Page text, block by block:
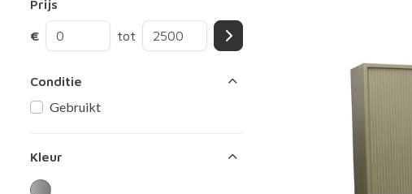
Prijs
€ tot
Conditie
Gebruikt
Kleur